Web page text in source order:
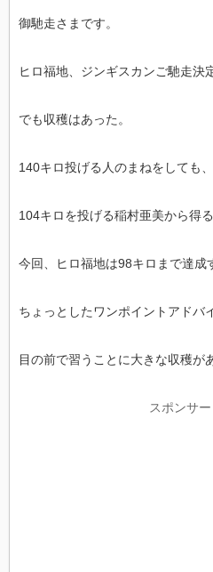
御馳走さまです。
ヒロ福地、ジンギスカンご馳走決
でも収穫はあった。
140キロ投げる人のまねをしても
104キロを投げる稲村亜美から得
今回、ヒロ福地は98キロまで達成
ちょっとしたワンポイントアドバ
目の前で習うことに大きな収穫が
スポンサ